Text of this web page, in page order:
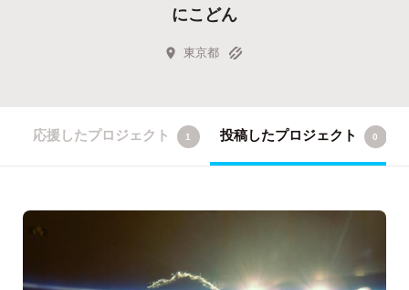
にこどん
東京都
応援したプロジェクト 1 投稿したプロジェクト 0